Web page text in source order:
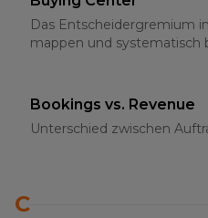
Das Entscheidergremium
mappen und systematisch
Bookings vs. Revenue
Unterschied zwischen
C